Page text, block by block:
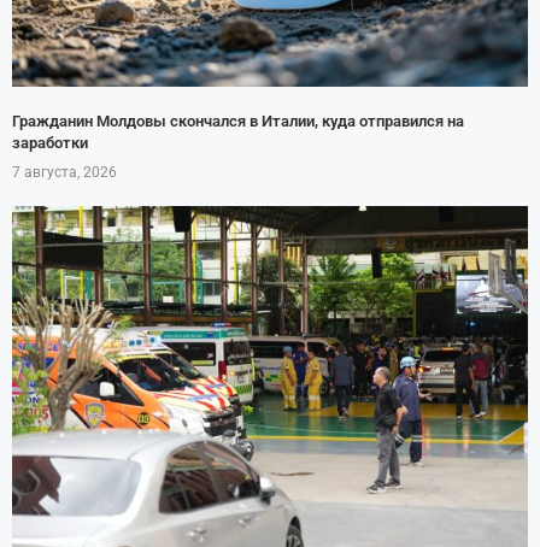
Гражданин Молдовы скончался в Италии, куда отправился на
заработки
7 августа, 2026